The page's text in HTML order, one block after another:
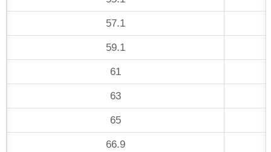
57.1
59.1
61
63
65
66.9